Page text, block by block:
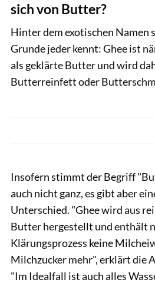
sich von Butter?
Hinter dem exotischen Namen
Grunde jeder kennt: Ghee ist
als geklärte Butter und wird
Butterreinfett oder
Insofern stimmt der Begriff
auch nicht ganz, es gibt aber
Unterschied. "Ghee wird aus
Butter hergestellt und enthält
Klärungsprozess keine
Milchzucker mehr", erklärt die
"Im Idealfall ist auch alles